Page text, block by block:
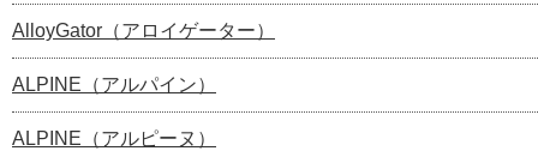
AlloyGator（アロイゲーター）
ALPINE（アルパイン）
ALPINE（アルピーヌ）